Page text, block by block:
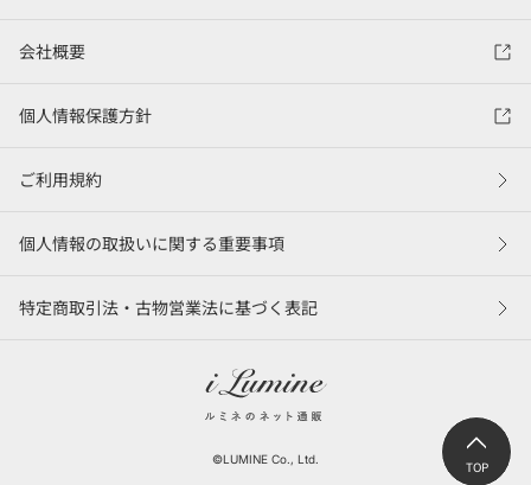
TOP
会社概要
個人情報保護方針
ご利用規約
個人情報の取扱いに関する重要事項
特定商取引法・古物営業法に基づく表記
©LUMINE Co., Ltd.